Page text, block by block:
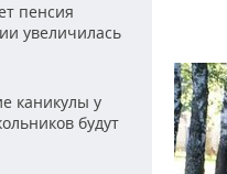
пенсия
увеличилась
каникулы у
будут